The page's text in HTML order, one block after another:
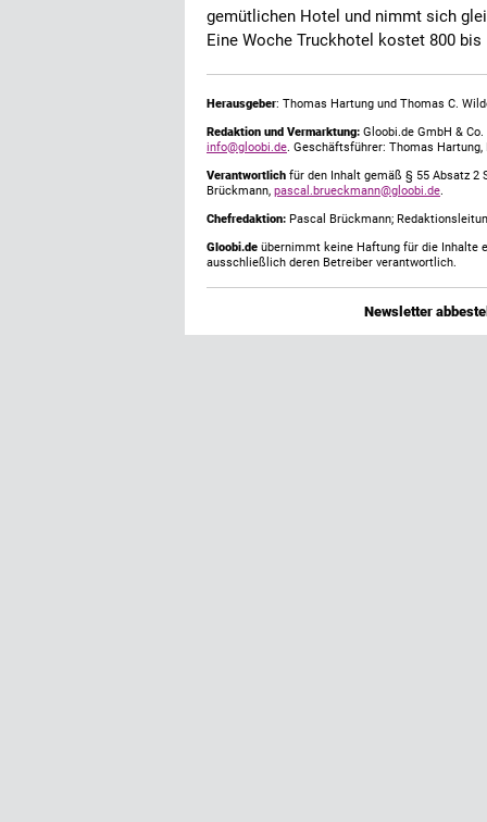
gemütlichen Hotel und nimmt sich
Eine Woche Truckhotel kostet 800
Herausgeber: Thomas Hartung und Thomas C.
Redaktion und Vermarktung: Gloobi.de GmbH &
info@gloobi.de. Geschäftsführer: Thomas
Verantwortlich für den Inhalt gemäß § 55 Absatz 2
Brückmann, pascal.brueckmann@gloobi.de.
Chefredaktion: Pascal Brückmann;
Gloobi.de übernimmt keine Haftung für die Inhalte
ausschließlich deren Betreiber verantwortlich.
Newsletter